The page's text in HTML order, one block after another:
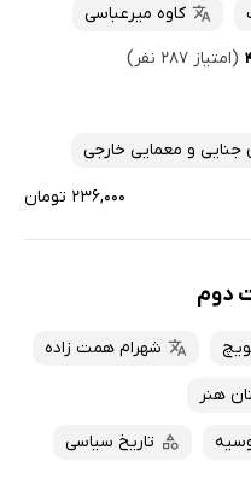
کاوه میرعباسی
(امتیاز ۲۸۷ نفر)
جنایی و معمایی خارجی
۲۳۶,۰۰۰ تومان
دوم
شهرام همت زاده
هنر
تاریخ سیاسی